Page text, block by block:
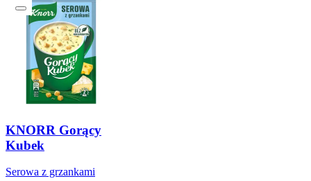
KNORR Gorący
Kubek
Serowa z grzankami